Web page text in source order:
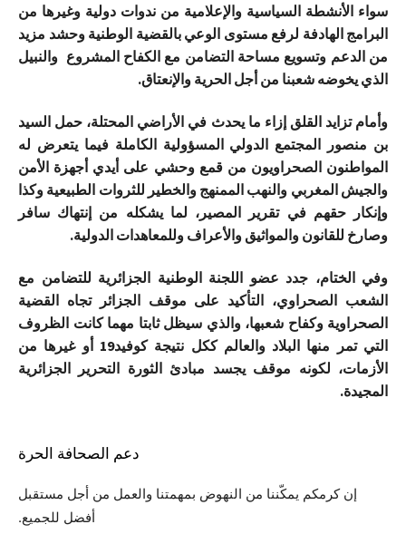
سواء الأنشطة السياسية والإعلامية من ندوات دولية وغيرها من
البرامج الهادفة لرفع مستوى الوعي بالقضية الوطنية وحشد مزيد
من الدعم وتسويع مساحة التضامن مع الكفاح المشروع والنبيل
الذي يخوضه شعبنا من أجل الحرية والإنعتاق.
وأمام تزايد القلق إزاء ما يحدث في الأراضي المحتلة، حمل السيد
بن منصور المجتمع الدولي المسؤولية الكاملة فيما يتعرض له
المواطنون الصحراويون من قمع وحشي على أيدي أجهزة الأمن
والجيش المغربي والنهب الممنهج والخطير للثروات الطبيعية وكذا
وإنكار حقهم في تقرير المصير، لما يشكله من إنتهاك سافر
وصارخ للقانون والمواثيق والأعراف وللمعاهدات الدولية.
وفي الختام، جدد عضو اللجنة الوطنية الجزائرية للتضامن مع
الشعب الصحراوي، التأكيد على موقف الجزائر تجاه القضية
الصحراوية وكفاح شعبها، والذي سيظل ثابتا مهما كانت الظروف
التي تمر منها البلاد والعالم ككل نتيجة كوفيد19 أو غيرها من
الأزمات، لكونه موقف يجسد مبادئ الثورة التحرير الجزائرية
المجيدة.
دعم الصحافة الحرة
إن كرمكم يمكّننا من النهوض بمهمتنا والعمل من أجل مستقبل
أفضل للجميع.